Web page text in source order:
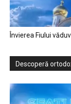
Învierea Fiului
Descoperă